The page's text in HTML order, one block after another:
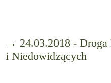
→ 24.03.2018 - Droga
i Niedowidzących